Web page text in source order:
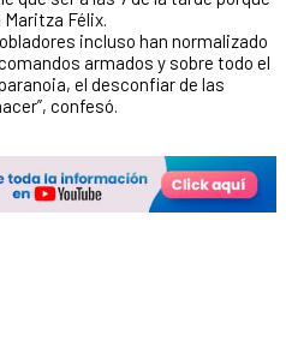
Maritza Félix.
incluso han normalizado
armados y sobre todo el
el desconfiar de las
confesó.